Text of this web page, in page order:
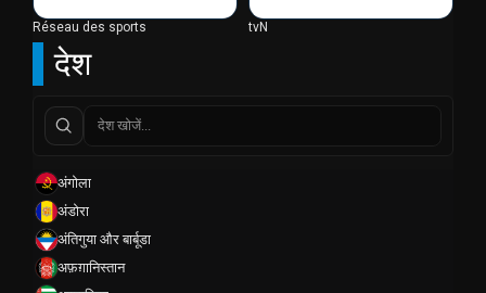
देश
अंगोला
अंडोरा
अंतिगुया और बार्बूडा
अफ़ग़ानिस्तान
Réseau des sports tvN